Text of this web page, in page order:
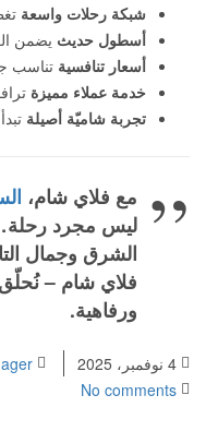
شبكة رحلات واسعة
أسطول حديث يضمن
أسعار تنافسية تناسب
خدمة عملاء مميزة
تجربة شاميّة أصيلة
مع فلاي شام،
ليس مجرد
الشرق وجمال
فلاي شام –
ورفاهية.
No comments